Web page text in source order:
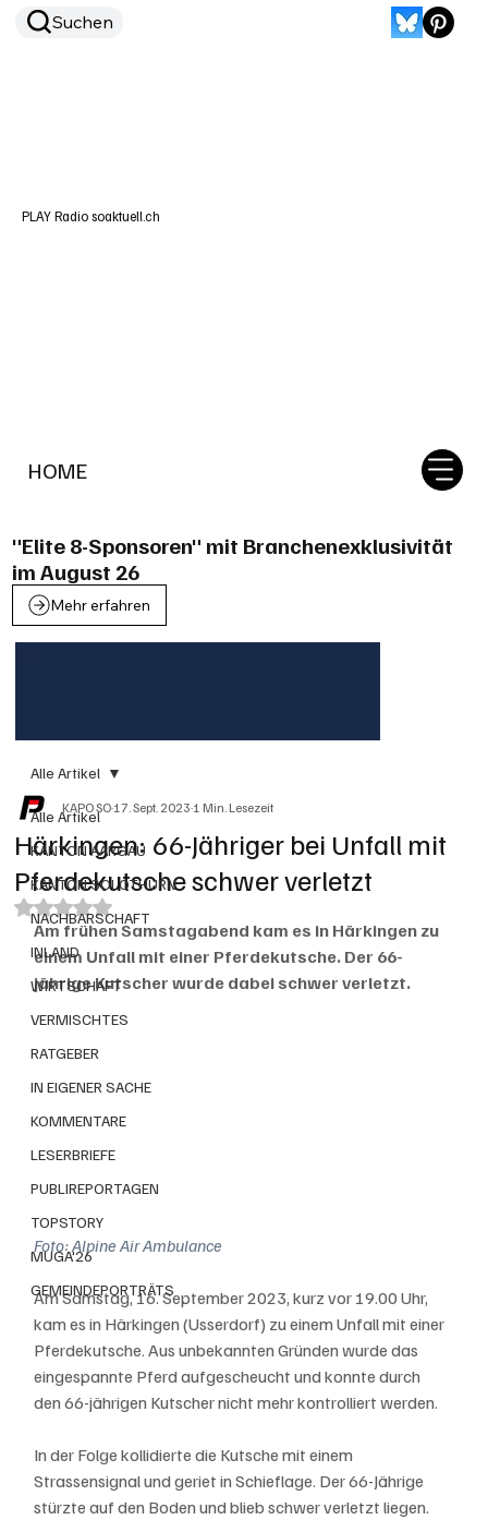
HOME
Suchen
PLAY Radio soaktuell.ch
"Elite 8-Sponsoren" mit Branchenexklusivität
im August 26
Mehr erfahren
Alle Artikel
KANTON AARGAU
KANTON SOLOTHURN
NACHBARSCHAFT
INLAND
WIRTSCHAFT
VERMISCHTES
RATGEBER
IN EIGENER SACHE
KOMMENTARE
LESERBRIEFE
PUBLIREPORTAGEN
TOPSTORY
MUGA'26
GEMEINDEPORTRÄTS
Alle Artikel
Härkingen: 66-Jähriger bei Unfall mit
Pferdekutsche schwer verletzt
KAPO SO17. Sept. 20231 Min. Lesezeit
Mit NaN von 5 Sternen bewertet.
Am frühen Samstagabend kam es in Härkingen zu
einem Unfall mit einer Pferdekutsche. Der 66-
jährige Kutscher wurde dabei schwer verletzt.
Foto: Alpine Air Ambulance
Am Samstag, 16. September 2023, kurz vor 19.00 Uhr,
kam es in Härkingen (Usserdorf) zu einem Unfall mit einer
Pferdekutsche. Aus unbekannten Gründen wurde das
eingespannte Pferd aufgescheucht und konnte durch
den 66-jährigen Kutscher nicht mehr kontrolliert werden.
In der Folge kollidierte die Kutsche mit einem
Strassensignal und geriet in Schieflage. Der 66-Jährige
stürzte auf den Boden und blieb schwer verletzt liegen.